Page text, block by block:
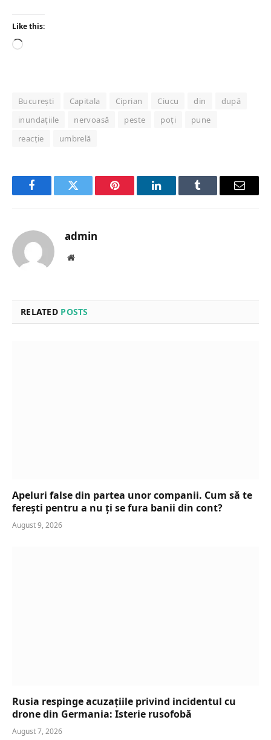
Like this:
Loading…
București Capitala Ciprian Ciucu din
după
inundațiile
nervoasă peste poți
pune
reacție
umbrelă
FacebookTwitter Pinterest LinkedInTumblr Email
admin
Website
RELATED POSTS
Apeluri false din partea unor companii. Cum să te
ferești pentru a nu ți se fura banii din cont?
August 9, 2026
Rusia respinge acuzațiile privind incidentul cu
drone din Germania: Isterie rusofobă
August 7, 2026